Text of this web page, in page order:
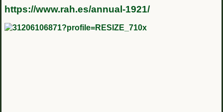
https://www.rah.es/annual-1921/